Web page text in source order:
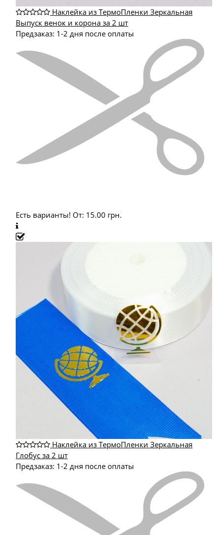
Наклейка из ТермоПленки Зеркальная
Выпуск венок и корона за 2 шт
Предзаказ: 1-2 дня после оплаты
Есть варианты! От: 15.00 грн.
Наклейка из ТермоПленки Зеркальная
Глобус за 2 шт
Предзаказ: 1-2 дня после оплаты